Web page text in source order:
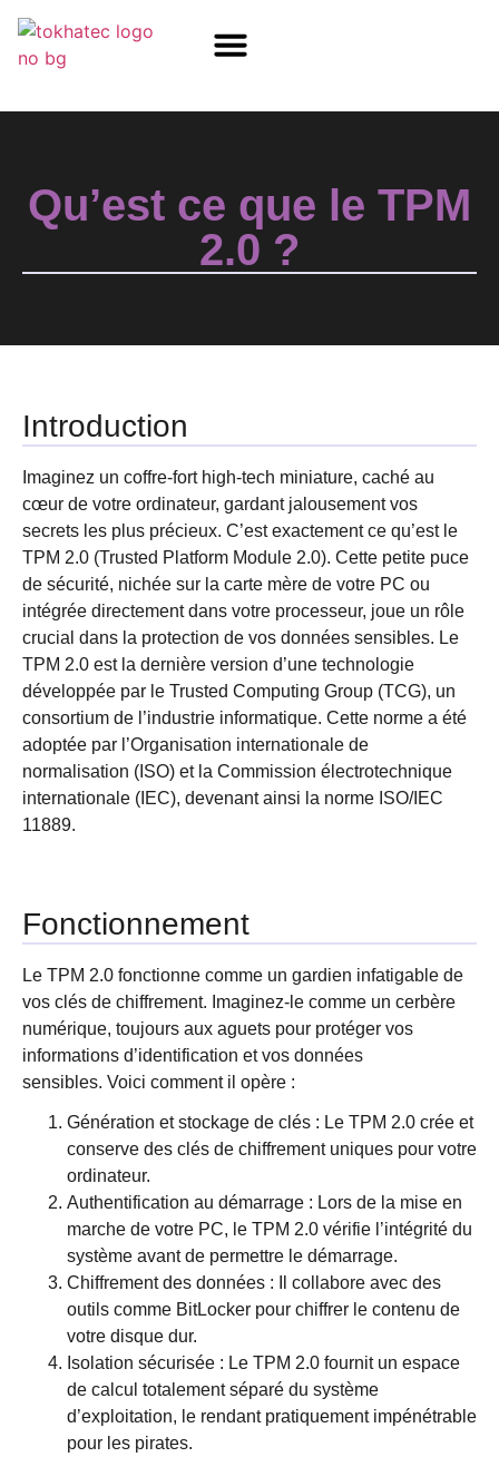
Qu’est ce que le TPM
2.0 ?
Introduction
Imaginez un coffre-fort high-tech miniature, caché au
cœur de votre ordinateur, gardant jalousement vos
secrets les plus précieux. C’est exactement ce qu’est le
TPM 2.0 (Trusted Platform Module 2.0). Cette petite puce
de sécurité, nichée sur la carte mère de votre PC ou
intégrée directement dans votre processeur, joue un rôle
crucial dans la protection de vos données sensibles. Le
TPM 2.0 est la dernière version d’une technologie
développée par le Trusted Computing Group (TCG), un
consortium de l’industrie informatique. Cette norme a été
adoptée par l’Organisation internationale de
normalisation (ISO) et la Commission électrotechnique
internationale (IEC), devenant ainsi la norme ISO/IEC
11889.
Fonctionnement
Le TPM 2.0 fonctionne comme un gardien infatigable de
vos clés de chiffrement. Imaginez-le comme un cerbère
numérique, toujours aux aguets pour protéger vos
informations d’identification et vos données
sensibles. Voici comment il opère :
Génération et stockage de clés : Le TPM 2.0 crée et
conserve des clés de chiffrement uniques pour votre
ordinateur.
Authentification au démarrage : Lors de la mise en
marche de votre PC, le TPM 2.0 vérifie l’intégrité du
système avant de permettre le démarrage.
Chiffrement des données : Il collabore avec des
outils comme BitLocker pour chiffrer le contenu de
votre disque dur.
Isolation sécurisée : Le TPM 2.0 fournit un espace
de calcul totalement séparé du système
d’exploitation, le rendant pratiquement impénétrable
pour les pirates.